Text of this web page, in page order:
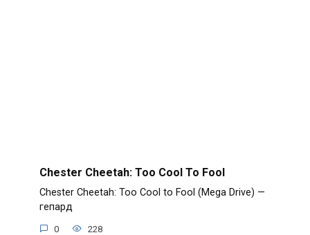
Chester Cheetah: Too Cool To Fool
Chester Cheetah: Too Cool to Fool (Mega Drive) —
гепард
0 228